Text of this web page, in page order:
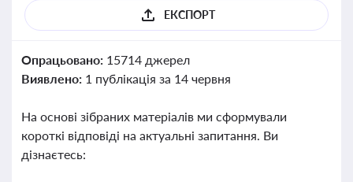
ЕКСПОРТ
Опрацьовано: 15714 джерел
Виявлено: 1 публікація за 14 червня
На основі зібраних матеріалів ми сформували
короткі відповіді на актуальні запитання. Ви
дізнаєтесь: